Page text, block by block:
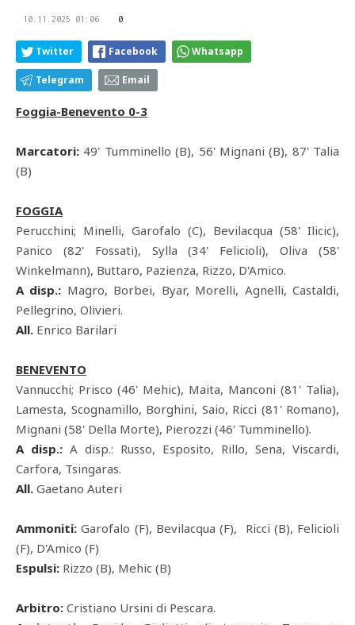
10.11.2025 01:06 0
Twitter Facebook Whatsapp
Telegram Email
Foggia-Benevento 0-3
Marcatori: 49' Tumminello (B), 56' Mignani (B), 87' Talia
(B)
FOGGIA
Perucchini; Minelli, Garofalo (C), Bevilacqua (58' Ilicic),
Panico (82' Fossati), Sylla (34' Felicioli), Oliva (58'
Winkelmann), Buttaro, Pazienza, Rizzo, D'Amico.
A disp.: Magro, Borbei, Byar, Morelli, Agnelli, Castaldi,
Pellegrino, Olivieri.
All. Enrico Barilari
BENEVENTO
Vannucchi; Prisco (46' Mehic), Maita, Manconi (81' Talia),
Lamesta, Scognamillo, Borghini, Saio, Ricci (81' Romano),
Mignani (58' Della Morte), Pierozzi (46' Tumminello).
A disp.: A disp.: Russo, Esposito, Rillo, Sena, Viscardi,
Carfora, Tsingaras.
All. Gaetano Auteri
Ammoniti:Garofalo (F), Bevilacqua (F), Ricci (B), Felicioli
(F), D'Amico (F)
Espulsi: Rizzo (B), Mehic (B)
Arbitro: Cristiano Ursini di Pescara.